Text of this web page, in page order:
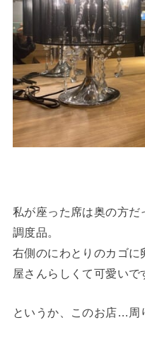
私が座った席は奥の方
調度品。
右側のにわとりのカゴに
屋さんらしくて可愛いで
というか、このお店…周